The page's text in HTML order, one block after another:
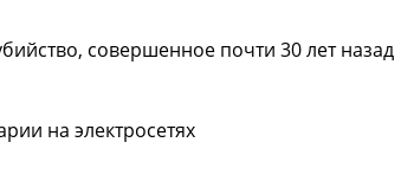
совершенное почти 30 лет назад
на электросетях